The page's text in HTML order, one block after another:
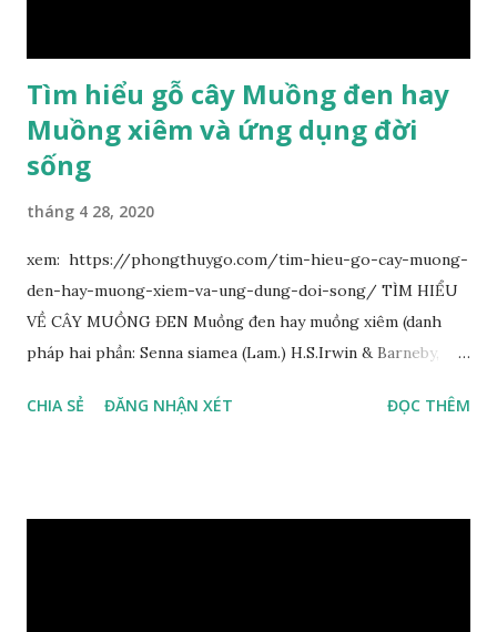
Tìm hiểu gỗ cây Muồng đen hay
Muồng xiêm và ứng dụng đời
sống
tháng 4 28, 2020
xem: https://phongthuygo.com/tim-hieu-go-cay-muong-
den-hay-muong-xiem-va-ung-dung-doi-song/ TÌM HIỂU
VỀ CÂY MUỒNG ĐEN Muồng đen hay muồng xiêm (danh
pháp hai phần: Senna siamea (Lam.) H.S.Irwin & Barneby,
(Fabaceae). Là cây nguyên sản ở vùng Đông Nam Á. Ở Việt
CHIA SẺ ĐĂNG NHẬN XÉT ĐỌC THÊM